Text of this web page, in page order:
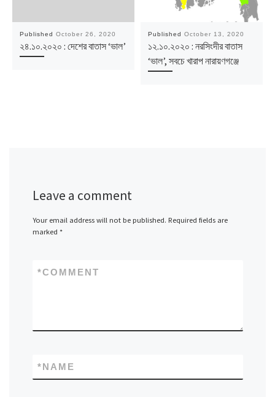
Published October 26, 2020
২৪.১০.২০২০ : দেশের বাতাস ‘ভাল’
Published October 13, 2020
১২.১০.২০২০ : নরসিংদীর বাতাস
‘ভাল’, সবচে খারাপ নারায়ণগঞ্জে
Leave a comment
Your email address will not be published. Required fields are
marked *
COMMENT
*
NAME
*